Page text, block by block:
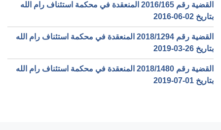
القضية رقم ‎165‏/‎2016‏ المنعقدة في محكمة استئناف رام الله
بتاريخ ‎2016-06-02‏
القضية رقم ‎1294‏/‎2018‏ المنعقدة في محكمة استئناف رام الله
بتاريخ ‎2019-03-26‏
القضية رقم ‎1480‏/‎2018‏ المنعقدة في محكمة استئناف رام الله
بتاريخ ‎2019-07-01‏